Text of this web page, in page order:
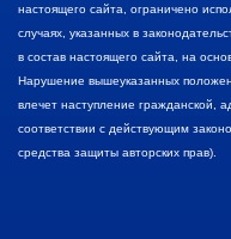
настоящего сайта, ограничено
случаях, указанных в
в состав настоящего сайта, на
Нарушение вышеуказанных
влечет наступление гражданской,
соответствии с действующим
средства защиты авторских прав).